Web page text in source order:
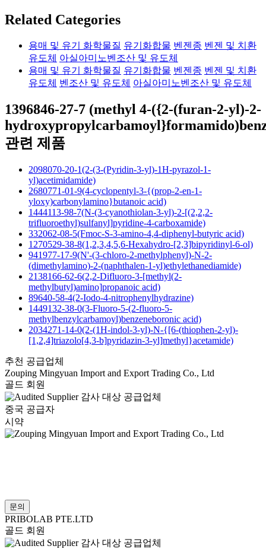
Related Categories
용매 및 유기 화학물질 유기화합물 벤젠종 벤젠 및 치환
유도체 아실아미노벤조산 및 유도체
용매 및 유기 화학물질 유기화합물 벤젠종 벤젠 및 치환
유도체 벤조산 및 유도체 아실아미노벤조산 및 유도체
1396846-27-7 (methyl 4-({2-(furan-2-yl)-2-
관련 제품
2098070-20-1(2-(3-(Pyridin-3-yl)-1H-pyrazol-1-
yl)acetimidamide)
2680771-01-9(4-cyclopentyl-3-{(prop-2-en-1-
yloxy)carbonylamino}butanoic acid)
1444113-98-7(N-(3-cyanothiolan-3-yl)-2-[(2,2,2-
trifluoroethyl)sulfanyl]pyridine-4-carboxamide)
332062-08-5(Fmoc-S-3-amino-4,4-diphenyl-butyric acid)
1270529-38-8(1,2,3,4,5,6-Hexahydro-[2,3]bipyridinyl-6-ol)
941977-17-9(N'-(3-chloro-2-methylphenyl)-N-2-
(dimethylamino)-2-(naphthalen-1-yl)ethylethanediamide)
2138166-62-6(2,2-Difluoro-3-[methyl(2-
methylbutyl)amino]propanoic acid)
89640-58-4(2-Iodo-4-nitrophenylhydrazine)
1449132-38-0(3-Fluoro-5-(2-fluoro-5-
methylbenzylcarbamoyl)benzeneboronic acid)
2034271-14-0(2-(1H-indol-3-yl)-N-{[6-(thiophen-2-yl)-
[1,2,4]triazolo[4,3-b]pyridazin-3-yl]methyl}acetamide)
추천 공급업체
Zouping Mingyuan Import and Export Trading Co., Ltd
골드 회원
감사 대상 공급업체
중국 공급자
시약
문의
PRIBOLAB PTE.LTD
골드 회원
감사 대상 공급업체